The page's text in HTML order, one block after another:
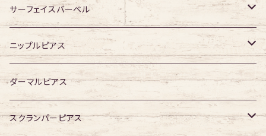
ジュエル有り
ジュエル有り
ジュエル無し
ジュエル有り
サーフェイスバーベル
ジュエル無し
ジュエル有り
ニップルピアス
ジュエル無し
ジュエル有り
ダーマルピアス
スクランパーピアス